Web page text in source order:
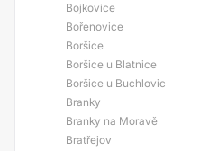
Bojkovice
Bořenovice
Boršice
Boršice u Blatnice
Boršice u Buchlovic
Branky
Branky na Moravě
Bratřejov